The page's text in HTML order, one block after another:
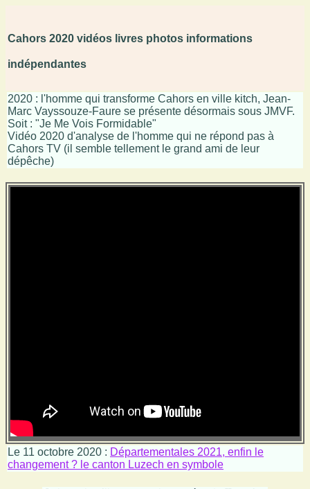
Cahors 2020 vidéos livres photos informations
indépendantes
2020 : l'homme qui transforme Cahors en ville kitch, Jean-
Marc Vayssouze-Faure se présente désormais sous JMVF.
Soit : "Je Me Vois Formidable"
Vidéo 2020 d'analyse de l'homme qui ne répond pas à
Cahors TV (il semble tellement le grand ami de leur
dépêche)
Le 11 octobre 2020 : Départementales 2021, enfin le
changement ? le canton Luzech en symbole